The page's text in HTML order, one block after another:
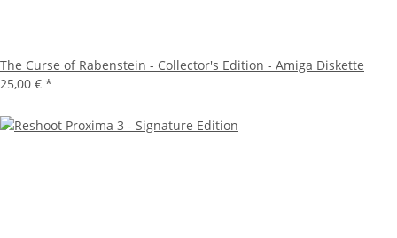
The Curse of Rabenstein - Collector's Edition - Amiga Diskette
25,00 € *